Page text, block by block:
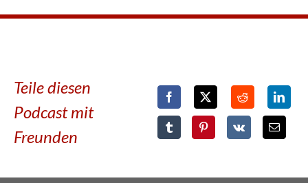
Teile diesen
Podcast mit
Freunden